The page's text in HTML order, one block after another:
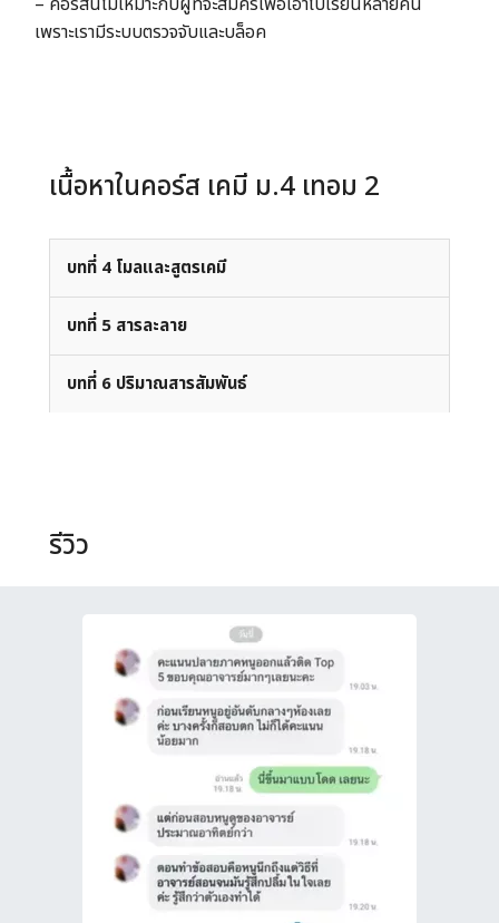
เพราะเรามีระบบตรวจจับและบล็อค
เนื้อหาในคอร์ส เคมี ม.4 เทอม 2
บทที่ 4 โมลและสูตรเคมี
บทที่ 5 สารละลาย
บทที่ 6 ปริมาณสารสัมพันธ์
รีวิว